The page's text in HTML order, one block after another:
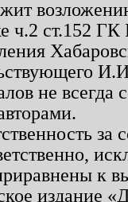
ч.2 ст.152
не
к
издание